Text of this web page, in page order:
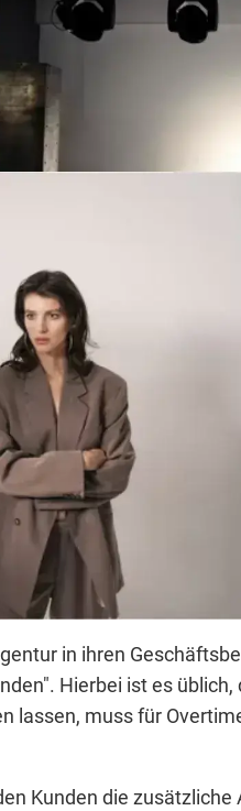
in ihren
Hierbei ist es
lassen, muss für
Kunden die